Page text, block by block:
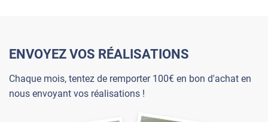
ENVOYEZ VOS RÉALISATIONS
Chaque mois, tentez de remporter 100€ en bon d'achat en
nous envoyant vos réalisations !